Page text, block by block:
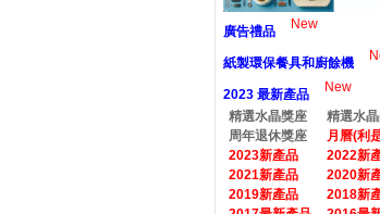
廣告禮品 New
紙製環保餐具和廚餘機
2023 最新產品
New
精選水晶獎座
精選水
周年退休獎座
月曆(利
2023新產品
2022新
2021新產品
2020新
2019新產品
2018新